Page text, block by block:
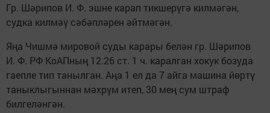
Гр. Шәрипов И. Ф. эшне карап тикшерүгә килмәгән,
судка килмәү сәбәпләрен әйтмәгән.
Яңа Чишмә мировой суды карары белән гр. Шәрипов
И. Ф. РФ КоАПның 12.26 ст. 1 ч. каралган хокук бозуда
гаепле тип танылган. Аңа 1 ел да 7 айга машина йөртү
таныклыгыннан мәхрүм итеп, 30 мең сум штраф
билгеләнгән.